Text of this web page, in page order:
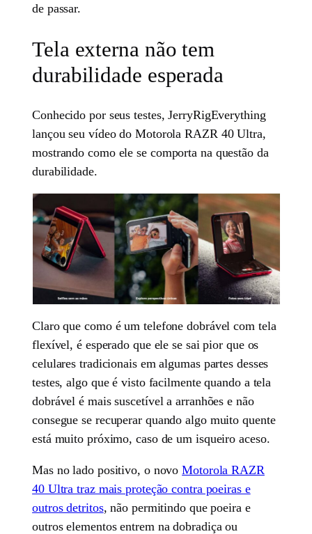
de passar.
Tela externa não tem
durabilidade esperada
Conhecido por seus testes, JerryRigEverything
lançou seu vídeo do Motorola RAZR 40 Ultra,
mostrando como ele se comporta na questão da
durabilidade.
Claro que como é um telefone dobrável com tela
flexível, é esperado que ele se sai pior que os
celulares tradicionais em algumas partes desses
testes, algo que é visto facilmente quando a tela
dobrável é mais suscetível a arranhões e não
consegue se recuperar quando algo muito quente
está muito próximo, caso de um isqueiro aceso.
Mas no lado positivo, o novoMotorola RAZR
40 Ultra traz mais proteção contra poeiras e
outros detritos, não permitindo que poeira e
outros elementos entrem na dobradiça ou